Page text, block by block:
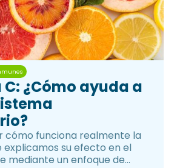
¿Cómo ayuda a
cómo funciona realmente la
explicamos su efecto en el
mediante un enfoque de